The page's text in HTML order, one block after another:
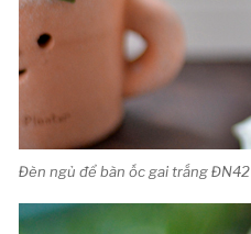
Đèn ngủ để bàn ốc gai trắng ĐN42